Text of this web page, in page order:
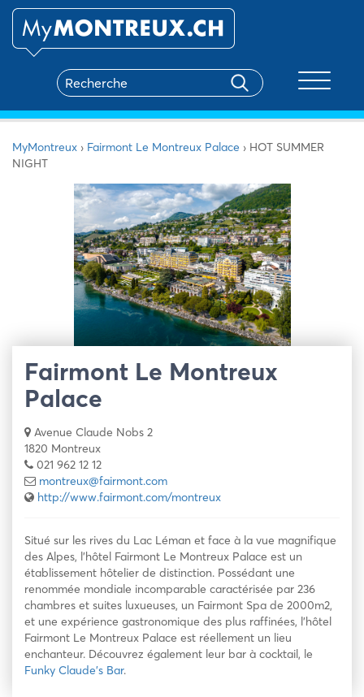
MyMontreux › Fairmont Le Montreux Palace › HOT SUMMER
NIGHT
Fairmont Le Montreux
Palace
Avenue Claude Nobs 2
1820 Montreux
021 962 12 12
montreux@fairmont.com
http://www.fairmont.com/montreux
Situé sur les rives du Lac Léman et face à la vue magnifique
des Alpes, l’hôtel Fairmont Le Montreux Palace est un
établissement hôtelier de distinction. Possédant une
renommée mondiale incomparable caractérisée par 236
chambres et suites luxueuses, un Fairmont Spa de 2000m2,
et une expérience gastronomique des plus raffinées, l’hôtel
Fairmont Le Montreux Palace est réellement un lieu
enchanteur. Découvrez également leur bar à cocktail, le
Funky Claude’s Bar.